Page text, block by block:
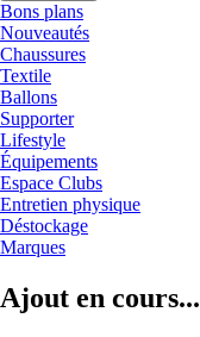
Bons plans
Nouveautés
Chaussures
Textile
Ballons
Supporter
Lifestyle
Équipements
Espace Clubs
Entretien physique
Déstockage
Marques
Ajout en cours...